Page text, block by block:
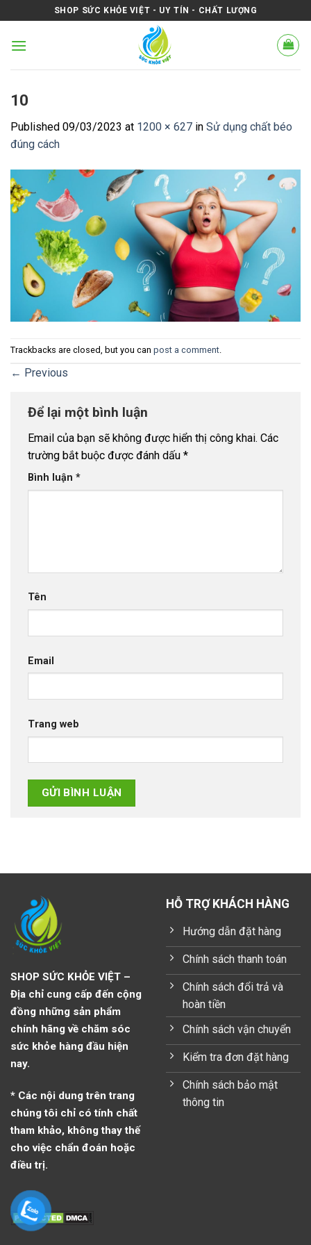
to
content
SHOP SỨC KHỎE VIỆT - UY TÍN - CHẤT LƯỢNG
10
Published 09/03/2023 at 1200 × 627 in Sử dụng chất béo
đúng cách
Trackbacks are closed, but you can post a comment
← Previous
Để lại một bình luận
Email của bạn sẽ không được hiển thị công khai. Các
trường bắt buộc được đánh dấu *
Bình luận *
Tên
Email
Trang web
SHOP SỨC KHỎE VIỆT –
Địa chỉ cung cấp đến cộng
đồng những sản phẩm
chính hãng về chăm sóc
sức khỏe hàng đầu hiện
nay.
* Các nội dung trên trang
chúng tôi chỉ có tính chất
tham khảo, không thay thế
cho việc chẩn đoán hoặc
điều trị.
HỖ TRỢ KHÁCH HÀNG
Hướng dẫn đặt hàng
Chính sách thanh toán
Chính sách đổi trả và
hoàn tiền
Chính sách vận chuyển
Kiểm tra đơn đặt hàng
Chính sách bảo mật
thông tin